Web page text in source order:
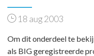
18 aug 2003
Om dit onderdeel te
als BIG geregistreerde